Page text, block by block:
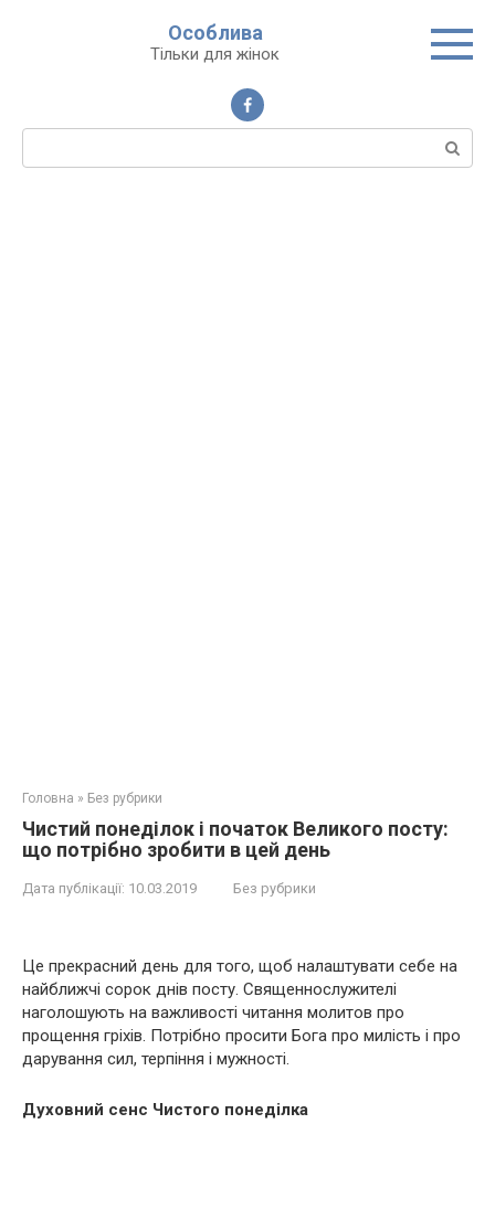
Особлива
Тільки для жінок
Пошук:
Головна » Без рубрики
Чистий понеділок і початок Великого посту:
що потрібно зробити в цей день
Дата публікації: 10.03.2019 Без рубрики
Це прекрасний день для того, щоб налаштувати себе на
найближчі сорок днів посту. Священнослужителі
наголошують на важливості читання молитов про
прощення гріхів. Потрібно просити Бога про милість і про
дарування сил, терпіння і мужності.
Духовний сенс Чистого понеділка